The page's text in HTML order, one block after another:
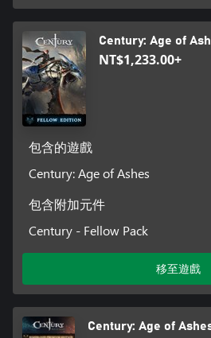
Century: Age of
NT$1,233.00+
包含的遊戲
Century: Age of Ashes
包含附加元件
Century - Fellow Pack
移至遊戲
Century: Age of